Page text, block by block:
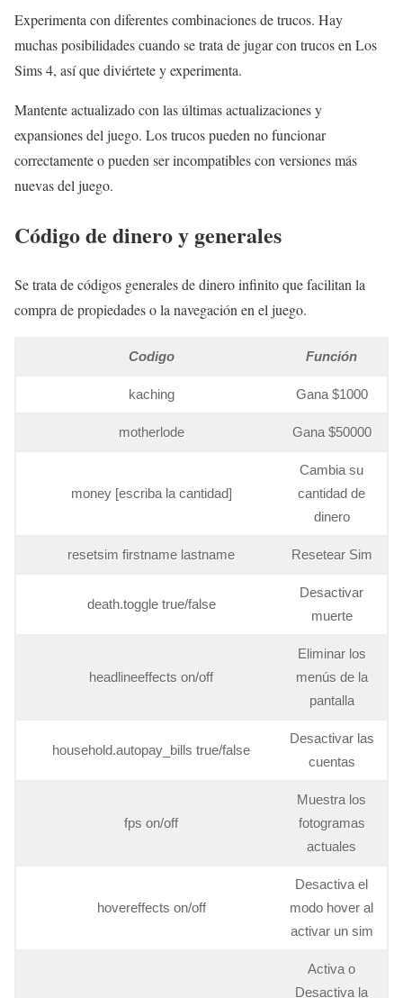
Experimenta con diferentes combinaciones de trucos. Hay
muchas posibilidades cuando se trata de jugar con trucos en Los
Sims 4, así que diviértete y experimenta.
Mantente actualizado con las últimas actualizaciones y
expansiones del juego. Los trucos pueden no funcionar
correctamente o pueden ser incompatibles con versiones más
nuevas del juego.
Código de dinero y generales
Se trata de códigos generales de dinero infinito que facilitan la
compra de propiedades o la navegación en el juego.
Codigo Función
kaching Gana $1000
motherlode Gana $50000
money [escriba la cantidad]
Cambia su
cantidad de
dinero
resetsim firstname lastname Resetear Sim
death.toggle true/false
Desactivar
muerte
headlineeffects on/off
Eliminar los
menús de la
pantalla
household.autopay_bills true/false
Desactivar las
cuentas
fps on/off
Muestra los
fotogramas
actuales
hovereffects on/off
Desactiva el
modo hover al
activar un sim
Activa o
Desactiva la